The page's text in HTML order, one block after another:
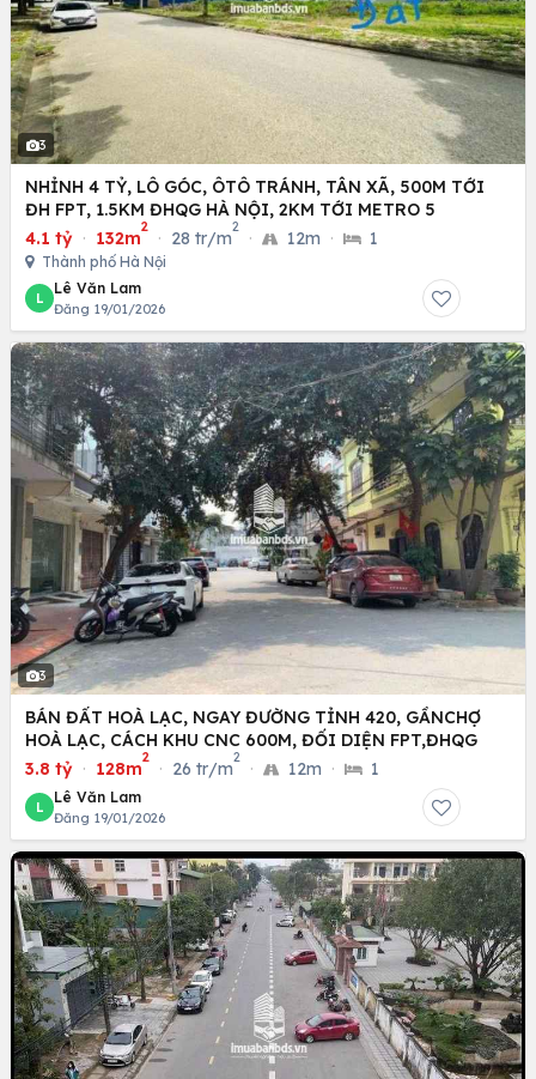
3
NHỈNH 4 TỶ, LÔ GÓC, ÔTÔ TRÁNH, TÂN XÃ, 500M TỚI
ĐH FPT, 1.5KM ĐHQG HÀ NỘI, 2KM TỚI METRO 5
4.1 tỷ · 132m
2
· 28 tr/m
2
· 12m · 1
Thành phố Hà Nội
L
Lê Văn Lam
Đăng 19/01/2026
3
BÁN ĐẤT HOÀ LẠC, NGAY ĐƯỜNG TỈNH 420, GẦNCHỢ
HOÀ LẠC, CÁCH KHU CNC 600M, ĐỐI DIỆN FPT,ĐHQG
3.8 tỷ · 128m
2
· 26 tr/m
2
· 12m · 1
L
Lê Văn Lam
Đăng 19/01/2026